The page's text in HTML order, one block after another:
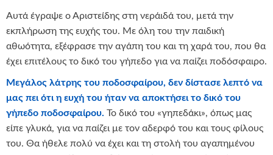
Αυτά έγραψε ο Αριστείδης στη νεράιδά του, μετά την
εκπλήρωση της ευχής του. Με όλη του την παιδική
αθωότητα, εξέφρασε την αγάπη του και τη χαρά του, που θα
έχει επιτέλους το δικό του γήπεδο για να παίζει ποδόσφαιρο.
Μεγάλος λάτρης του ποδοσφαίρου, δεν δίστασε λεπτό να
μας πει ότι η ευχή του ήταν να αποκτήσει το δικό του
γήπεδο ποδοσφαίρου. Το δικό του «γηπεδάκι», όπως μας
είπε γλυκά, για να παίζει με τον αδερφό του και τους φίλους
του. Θα ήθελε πολύ να έχει και τη στολή του αγαπημένου